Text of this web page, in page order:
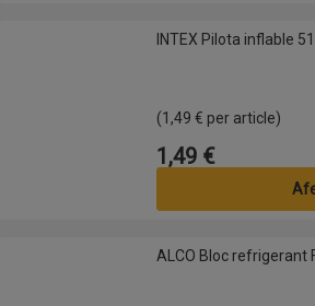
INTEX Pilota inflable 51cmINTEX Pilota inflable
(1,49 € per article)
Preu
1,49 €
ALCO Bloc refrigerant Frizet T500ALCO Bloc refrigerant